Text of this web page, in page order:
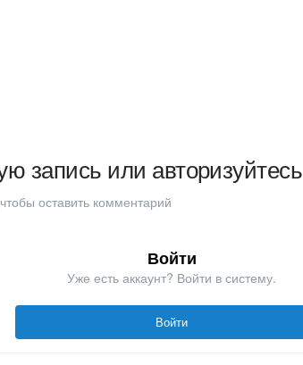
запись или авторизуйтесь
оставить комментарий
Войти
Уже есть аккаунт? Войти в систему.
Войти